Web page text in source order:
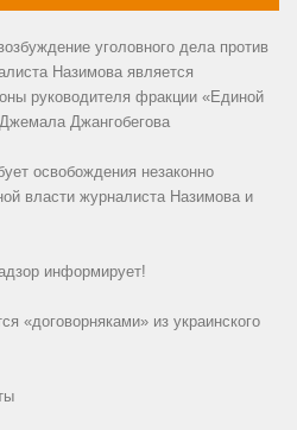
уголовного дела против
Назимова является
руководителя фракции «Единой
Джангобегова
освобождения незаконно
власти журналиста Назимова и
информирует!
«договорняками» из украинского